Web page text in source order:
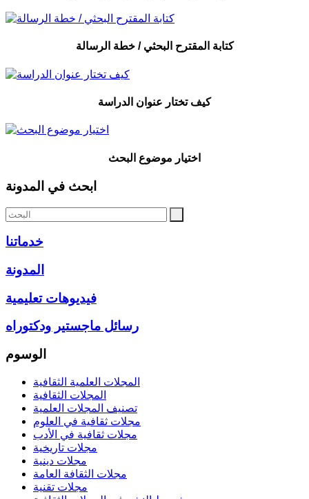
كتابة المقترح البحثي / خطة الرسالة
كيف تختار عنوان الدراسة
اختيار موضوع البحث
ابحث في المدونة
خدماتنا
المدونة
فيديوهات تعليمية
رسائل ماجستير ودكتوراه
الوسوم
المجلات العلمية الثقافية
المجلات الثقافية
تصنيف المجلات العلمية
مجلات ثقافية في العلوم
مجلات ثقافية في الأدب
مجلات تاريخية
مجلات دينية
مجلات الثقافة العامة
مجلات تقنية